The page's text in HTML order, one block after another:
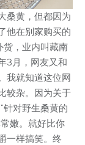
桑黄，但都因为
他在别家购买的
货，业内叫藏南
3月，网友又和
我就知道这位网
较杂。因为关于
针对野生桑黄的
嫩。就好比你
一样搞笑。终